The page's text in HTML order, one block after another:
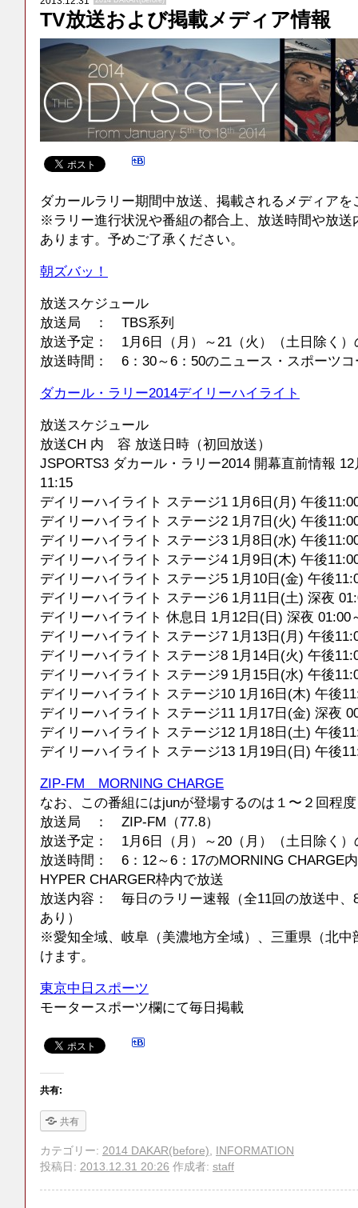
TV放送および掲載メディア情報
ダカールラリー期間中放送、掲載されるメディアを
※ラリー進行状況や番組の都合上、放送時間や放送
あります。予めご了承ください。
朝ズバッ！
放送スケジュール
放送局 ： TBS系列
放送予定： 1月6日（月）～21（火）（土日除く）
放送時間： 6：30～6：50のニュース・スポーツ
ダカール・ラリー2014デイリーハイライト
放送スケジュール
放送CH 内 容 放送日時（初回放送）
JSPORTS3 ダカール・ラリー2014 開幕直前情報
11:15
デイリーハイライト ステージ1 1月6日(月) 午後
デイリーハイライト ステージ2 1月7日(火) 午後
デイリーハイライト ステージ3 1月8日(水) 午後
デイリーハイライト ステージ4 1月9日(木) 午後
デイリーハイライト ステージ5 1月10日(金) 午後
デイリーハイライト ステージ6 1月11日(土) 深夜
デイリーハイライト 休息日 1月12日(日) 深夜 01:00
デイリーハイライト ステージ7 1月13日(月) 午後
デイリーハイライト ステージ8 1月14日(火) 午後
デイリーハイライト ステージ9 1月15日(水) 午後
デイリーハイライト ステージ10 1月16日(木) 午後
デイリーハイライト ステージ11 1月17日(金) 深夜
デイリーハイライト ステージ12 1月18日(土) 午後
デイリーハイライト ステージ13 1月19日(日) 午後
ZIP-FM MORNING CHARGE
なお、この番組にはjunが登場するのは１〜２回程
放送局 ： ZIP-FM（77.8）
放送予定： 1月6日（月）～20（月）（土日除く）
放送時間： 6：12～6：17のMORNING CHARGE
HYPER CHARGER枠内で放送
放送内容： 毎日のラリー速報（全11回の放送中、
あり）
※愛知全域、岐阜（美濃地方全域）、三重県（北中
けます。
東京中日スポーツ
モータースポーツ欄にて毎日掲載
共有:
共有
カテゴリー: 2014 DAKAR(before)
INFORMATION
投稿日: 2013.12.31 20:26 作成者: staff